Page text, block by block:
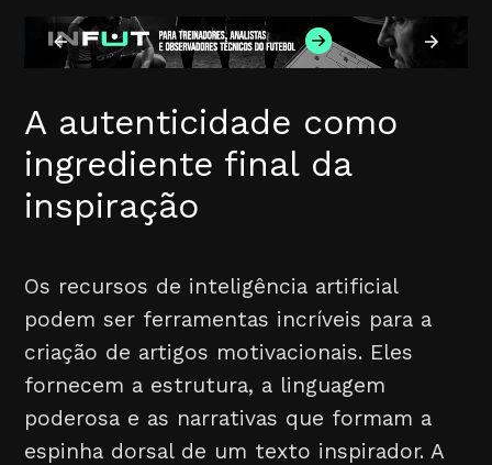
A autenticidade como
ingrediente final da
inspiração
Os recursos de inteligência artificial
podem ser ferramentas incríveis para a
criação de artigos motivacionais. Eles
fornecem a estrutura, a linguagem
poderosa e as narrativas que formam a
espinha dorsal de um texto inspirador. A